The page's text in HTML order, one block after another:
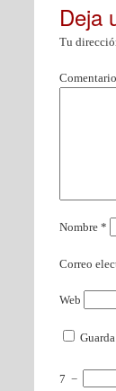
Deja
Tu
Comentario
Nombre *
Correo
Web
7 −